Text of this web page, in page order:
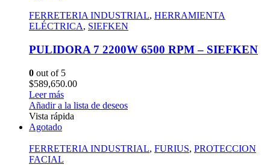
FERRETERIA INDUSTRIAL, HERRAMIENTA
ELÉCTRICA, SIEFKEN
PULIDORA 7 2200W 6500 RPM – SIEFKEN
0 out of 5
$589,650.00
Leer más
Añadir a la lista de deseos
Vista rápida
Agotado
FERRETERIA INDUSTRIAL, FURIUS, PROTECCION
FACIAL